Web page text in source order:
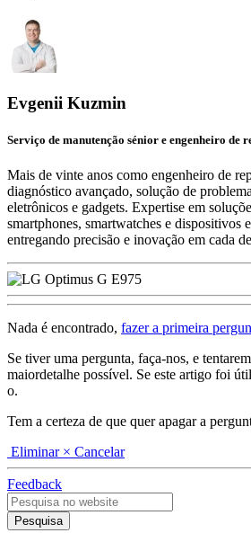
Evgenii Kuzmin
Serviço de manutenção sénior e engenheiro de
Mais de vinte anos como engenheiro de
diagnóstico avançado, solução de
eletrônicos e gadgets. Expertise em
smartphones, smartwatches e dispositivos
entregando precisão e inovação em cada
Nada é encontrado, fazer a primeira
Se tiver uma pergunta, faça-nos, e
maiordetalhe possível. Se este artigo foi
o.
Tem a certeza de que quer apagar a
Eliminar × Cancelar
Feedback